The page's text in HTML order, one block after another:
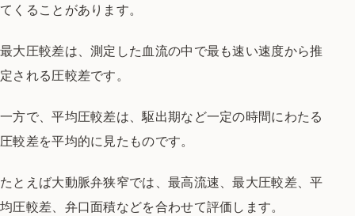
てくることがあります。
最大圧較差は、測定した血流の中で最も速い速度から推
定される圧較差です。
一方で、平均圧較差は、駆出期など一定の時間にわたる
圧較差を平均的に見たものです。
たとえば大動脈弁狭窄では、最高流速、最大圧較差、平
均圧較差、弁口面積などを合わせて評価します。